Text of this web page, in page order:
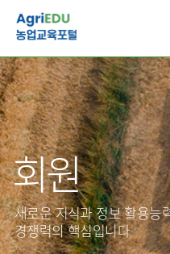
회원
새로운 지식과 정보 활용능
경쟁력의 핵심입니다